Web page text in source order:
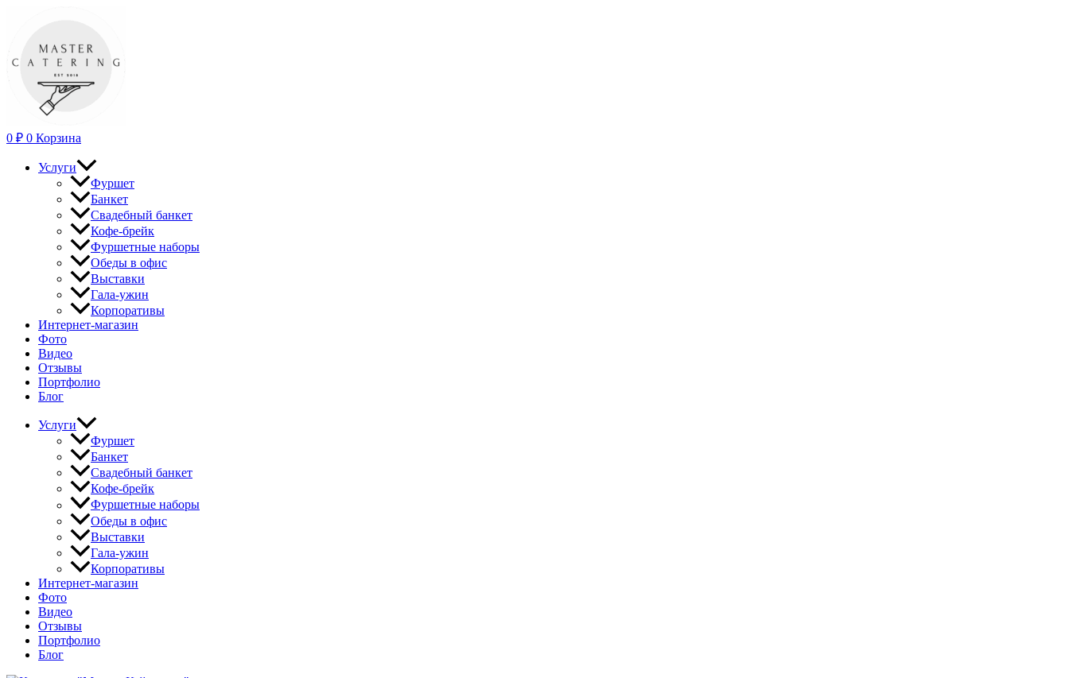
содержимому
0 ₽ 0 Корзина
Услуги
Фуршет
Банкет
Свадебный банкет
Кофе-брейк
Фуршетные наборы
Обеды в офис
Выставки
Гала-ужин
Корпоративы
Интернет-магазин
Фото
Видео
Отзывы
Портфолио
Блог
Услуги
Фуршет
Банкет
Свадебный банкет
Кофе-брейк
Фуршетные наборы
Обеды в офис
Выставки
Гала-ужин
Корпоративы
Интернет-магазин
Фото
Видео
Отзывы
Портфолио
Блог